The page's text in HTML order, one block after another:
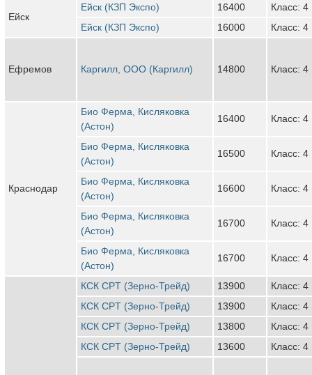
Ейск
Ейск (КЗП Экспо) 16400
Класс: 4
Ейск (КЗП Экспо)
16000 Класс: 4
Ефремов Каргилл, ООО (Каргилл) 14800 Класс: 4
Краснодар
Био Ферма, Кисляковка
(Астон)
16400 Класс: 4
Био Ферма, Кисляковка
(Астон)
16500 Класс: 4
Био Ферма, Кисляковка
(Астон)
16600 Класс: 4
Био Ферма, Кисляковка
(Астон)
16700 Класс: 4
Био Ферма, Кисляковка
(Астон)
16700 Класс: 4
КСК CPT (Зерно-Трейд) 13900
Класс: 4
КСК CPT (Зерно-Трейд)
13900
Класс: 4
КСК CPT (Зерно-Трейд)
13800
Класс: 4
КСК CPT (Зерно-Трейд)
13600 Класс: 4